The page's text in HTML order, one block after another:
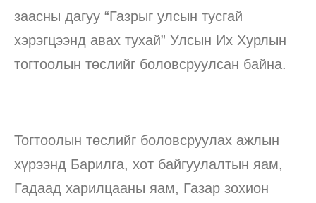
заасны дагуу “Газрыг улсын тусгай
хэрэгцээнд авах тухай” Улсын Их Хурлын
тогтоолын төслийг боловсруулсан байна.
Тогтоолын төслийг боловсруулах ажлын
хүрээнд Барилга, хот байгуулалтын яам,
Гадаад харилцааны яам, Газар зохион